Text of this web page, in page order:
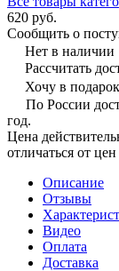
620 руб.
Сообщить о
Нет в наличии
Рассчитать
Хочу в подарок
По России
год.
Цена
отличаться от
Описание
Отзывы
Видео
Оплата
Доставка